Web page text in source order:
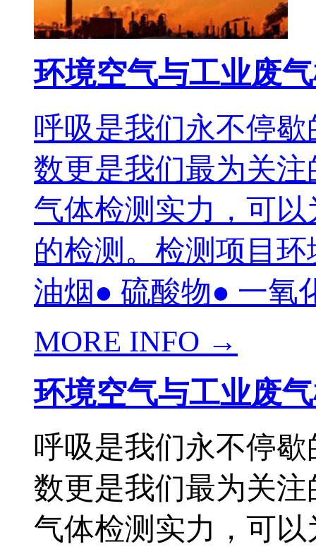
环境空气与工业废
呼吸是我们永不停
数更是我们最为关
气体检测实力，可
的检测。检测项目
油烟● 硫酸物● 一氧
MORE INFO →
环境空气与工业废
呼吸是我们永不停
数更是我们最为关
气体检测实力，可